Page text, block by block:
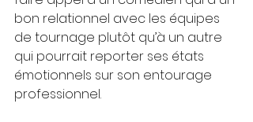
bon relationnel avec les équipes
de tournage plutôt qu’à un autre
qui pourrait reporter ses états
émotionnels sur son entourage
professionnel.